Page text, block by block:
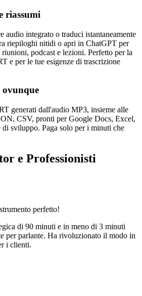
riassumi
audio integrato o traduci istantaneamente
riepiloghi nitidi o apri in ChatGPT per
podcast e lezioni. Perfetto per la
e per le tue esigenze di trascrizione
generati dall'audio MP3, insieme alle
CSV, pronti per Google Docs, Excel,
sviluppo. Paga solo per i minuti che
e Professionisti
perfetto!
di 90 minuti e in meno di 3 minuti
per parlante. Ha rivoluzionato il modo in
i clienti.